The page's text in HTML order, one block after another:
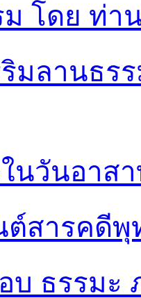
โดย ท่า
ริมลานธร
นวันอาส
สารคดีพุ
บ ธรรมะ